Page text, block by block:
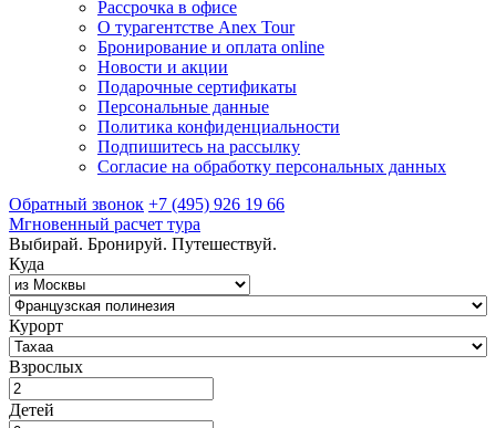
Рассрочка в офисе
О турагентстве Anex Tour
Бронирование и оплата online
Новости и акции
Подарочные сертификаты
Персональные данные
Политика конфиденциальности
Подпишитесь на рассылку
Согласие на обработку персональных данных
Обратный звонок +7 (495) 926 19 66
Мгновенный расчет тура
Выбирай. Бронируй. Путешествуй.
Куда
Курорт
Взрослых
Детей